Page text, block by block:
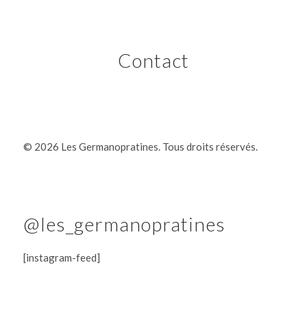
Contact
© 2026 Les Germanopratines. Tous droits réservés.
@les_germanopratines
[instagram-feed]